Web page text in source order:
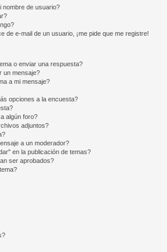
nombre de usuario?
de e-mail de un usuario, ¡me pide que me registre!
o enviar una respuesta?
un mensaje?
a mi mensaje?
opciones a la encuesta?
algún foro?
adjuntos?
a un moderador?
en la publicación de temas?
ser aprobados?